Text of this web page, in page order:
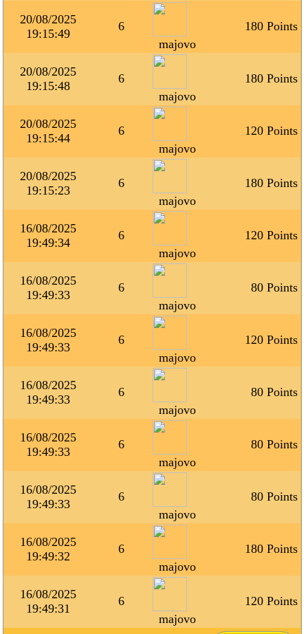
20/08/2025
19:15:49
6
majovo
180 Points
20/08/2025
19:15:48
6
majovo
180 Points
20/08/2025
19:15:44
6
majovo
120 Points
20/08/2025
19:15:23
6
majovo
180 Points
16/08/2025
19:49:34
6
majovo
120 Points
16/08/2025
19:49:33
6
majovo
80 Points
16/08/2025
19:49:33
6
majovo
120 Points
16/08/2025
19:49:33
6
majovo
80 Points
16/08/2025
19:49:33
6
majovo
80 Points
16/08/2025
19:49:33
6
majovo
80 Points
16/08/2025
19:49:32
6
majovo
180 Points
16/08/2025
19:49:31
6
majovo
120 Points